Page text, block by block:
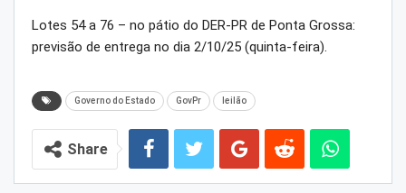
Lotes 54 a 76 – no pátio do DER-PR de Ponta Grossa:
previsão de entrega no dia 2/10/25 (quinta-feira).
Governo do Estado GovPr leilão
Share